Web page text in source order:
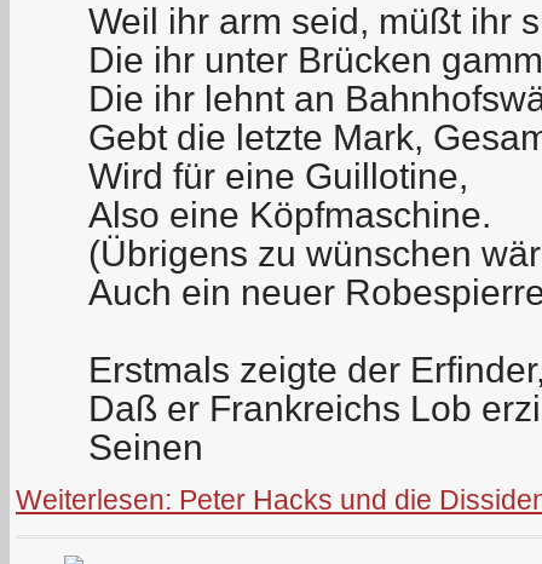
Weil ihr arm seid, müßt ihr
Die ihr unter Brücken
Die ihr lehnt an
Gebt die letzte Mark,
Wird für eine Guillotine,
Also eine Köpfmaschine.
(Übrigens zu wünschen wär
Auch ein neuer
Erstmals zeigte der
Daß er Frankreichs Lob
Seinen
Weiterlesen: Peter Hacks und die